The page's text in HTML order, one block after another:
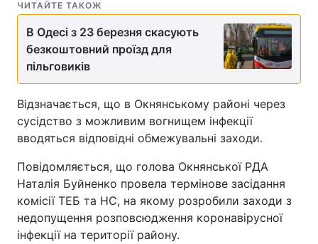
ЧИТАЙТЕ ТАКОЖ
В Одесі з 23 березня скасують
безкоштовний проїзд для
пільговиків
Відзначається, що в Окнянському районі через
сусідство з можливим вогнищем інфекції
вводяться відповідні обмежувальні заходи.
Повідомляється, що голова Окнянської РДА
Наталія Буйненко провела термінове засідання
комісії ТЕБ та НС, на якому розробили заходи з
недопущення розповсюдження коронавірусної
інфекції на території району.